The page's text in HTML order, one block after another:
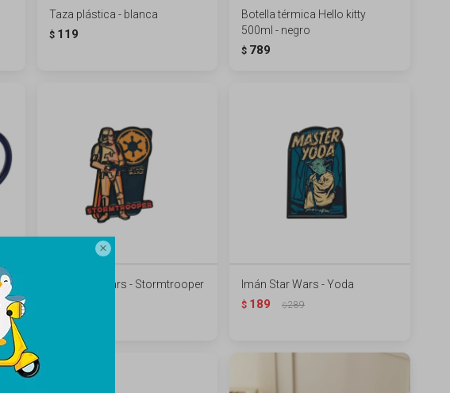

Taza plástica - blanca
$ 119
Botella térmica Hello kitty
500ml - negro
$ 789
Imán Star Wars - Stormtrooper Imán Star Wars - Yoda
$ 189 $289